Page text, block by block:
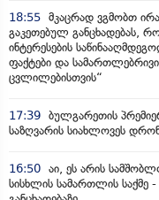
18:55 მკაცრად ვგმობთ
გაკეთებულ განცხადებას,
ინტერესების
ფაქტები და
ცვლილებისთვის“
17:39 ბულგარეთის
საზღვარის სიახლოვეს
16:50 აი, ეს არის
სისხლის სამართლის საქმე -